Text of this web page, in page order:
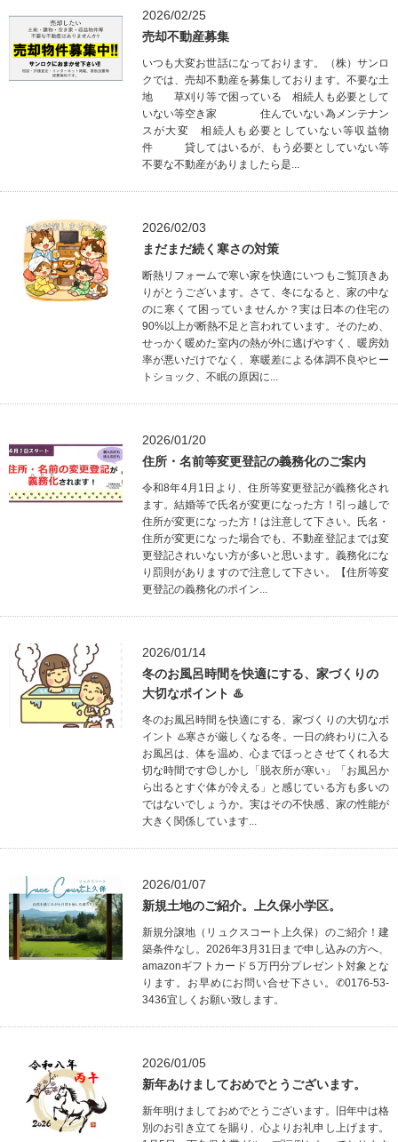
2026/02/25
売却不動産募集
いつも大変お世話になっております。（株）サンロ
クでは、売却不動産を募集しております。不要な土
地 草刈り等で困っている 相続人も必要として
いない等空き家 住んでいない為メンテナン
スが大変 相続人も必要としていない等収益物
件 貸してはいるが、もう必要としていない等
不要な不動産がありましたら是...
2026/02/03
まだまだ続く寒さの対策
断熱リフォームで寒い家を快適にいつもご覧頂きあ
りがとうございます。さて、冬になると、家の中な
のに寒くて困っていませんか？実は日本の住宅の
90%以上が断熱不足と言われています。そのため、
せっかく暖めた室内の熱が外に逃げやすく、暖房効
率が悪いだけでなく、寒暖差による体調不良やヒー
トショック、不眠の原因に...
2026/01/20
住所・名前等変更登記の義務化のご案内
令和8年4月1日より、住所等変更登記が義務化され
ます。結婚等で氏名が変更になった方！引っ越しで
住所が変更になった方！は注意して下さい。氏名・
住所が変更になった場合でも、不動産登記までは変
更登記されいない方が多いと思います。義務化にな
り罰則がありますので注意して下さい。【住所等変
更登記の義務化のポイン...
2026/01/14
冬のお風呂時間を快適にする、家づくりの
大切なポイント ♨️
冬のお風呂時間を快適にする、家づくりの大切なポ
イント ♨️寒さが厳しくなる冬。一日の終わりに入る
お風呂は、体を温め、心までほっとさせてくれる大
切な時間です😊しかし「脱衣所が寒い」「お風呂か
ら出るとすぐ体が冷える」と感じている方も多いの
ではないでしょうか。実はその不快感、家の性能が
大きく関係しています...
2026/01/07
新規土地のご紹介。上久保小学区。
新規分譲地（リュクスコート上久保）のご紹介！建
築条件なし。2026年3月31日まで申し込みの方へ、
amazonギフトカード５万円分プレゼント対象とな
ります。お早めにお問い合せ下さい。✆0176-53-
3436宜しくお願い致します。
2026/01/05
新年あけましておめでとうございます。
新年明けましておめでとうございます。旧年中は格
別のお引き立てを賜り、心よりお礼申し上げます。